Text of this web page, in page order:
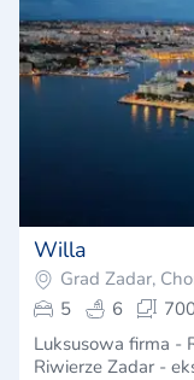
Willa
Grad Zadar,
5
6
Luksusowa firma -
Riwierze Zadar -